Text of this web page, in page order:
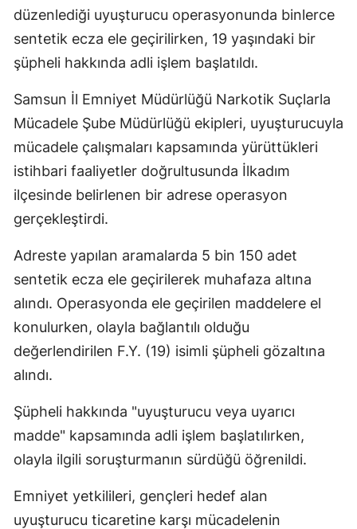
düzenlediği uyuşturucu operasyonunda binlerce
sentetik ecza ele geçirilirken, 19 yaşındaki bir
şüpheli hakkında adli işlem başlatıldı.
Samsun İl Emniyet Müdürlüğü Narkotik Suçlarla
Mücadele Şube Müdürlüğü ekipleri, uyuşturucuyla
mücadele çalışmaları kapsamında yürüttükleri
istihbari faaliyetler doğrultusunda İlkadım
ilçesinde belirlenen bir adrese operasyon
gerçekleştirdi.
Adreste yapılan aramalarda 5 bin 150 adet
sentetik ecza ele geçirilerek muhafaza altına
alındı. Operasyonda ele geçirilen maddelere el
konulurken, olayla bağlantılı olduğu
değerlendirilen F.Y. (19) isimli şüpheli gözaltına
alındı.
Şüpheli hakkında "uyuşturucu veya uyarıcı
madde" kapsamında adli işlem başlatılırken,
olayla ilgili soruşturmanın sürdüğü öğrenildi.
Emniyet yetkilileri, gençleri hedef alan
uyuşturucu ticaretine karşı mücadelenin